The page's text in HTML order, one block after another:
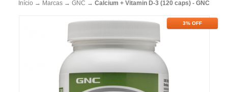
Início → Marcas → GNC → Calcium + Vitamin D-3 (120 caps) - GNC
3% OFF